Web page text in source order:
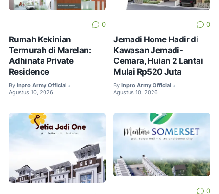
0
Rumah Kekinian
Termurah di Marelan:
Adhinata Private
Residence
By Inpro Army Official •
Agustus 10, 2026
0
Jemadi Home Hadir di
Kawasan Jemadi-
Cemara, Huian 2 Lantai
Mulai Rp520 Juta
By Inpro Army Official •
Agustus 10, 2026
0